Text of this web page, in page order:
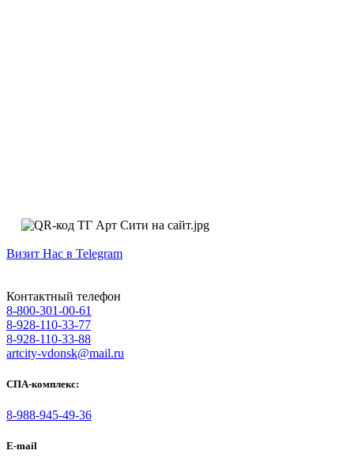
Визит Нас в Telegram
Контактный телефон
8-800-301-00-61
8-928-110-33-77
8-928-110-33-88
artcity-vdonsk@mail.ru
СПА-комплекс:
8-988-945-49-36
E-mail